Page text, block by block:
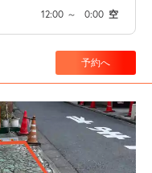
12:00 ～ 0:00 空
予約へ